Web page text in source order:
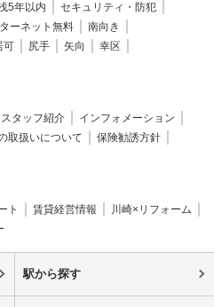
5年以内
セキュリティ・防犯
ーネット無料
南向き
可 尻手 矢向
幸区
スタッフ紹介
インフォメーション
取扱いについて
保険勧誘方針
ト 賃貸経営情報
川崎×リフォーム
駅から探す